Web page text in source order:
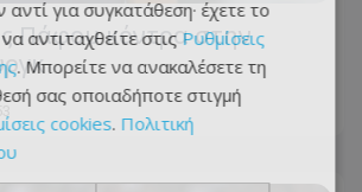
Πάφου κόντρα στην
για συγκατάθεση· έχετε το
αντιταχθείτε στις Ρυθμίσεις
. Μπορείτε να ανακαλέσετε τη
σας οποιαδήποτε στιγμή
cookies. Πολιτική